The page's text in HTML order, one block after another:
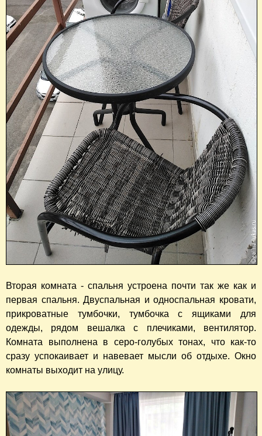
Вторая комната - спальня устроена почти так же как и
первая спальня. Двуспальная и односпальная кровати,
прикроватные тумбочки, тумбочка с ящиками для
одежды, рядом вешалка с плечиками, вентилятор.
Комната выполнена в серо-голубых тонах, что как-то
сразу успокаивает и навевает мысли об отдыхе. Окно
комнаты выходит на улицу.